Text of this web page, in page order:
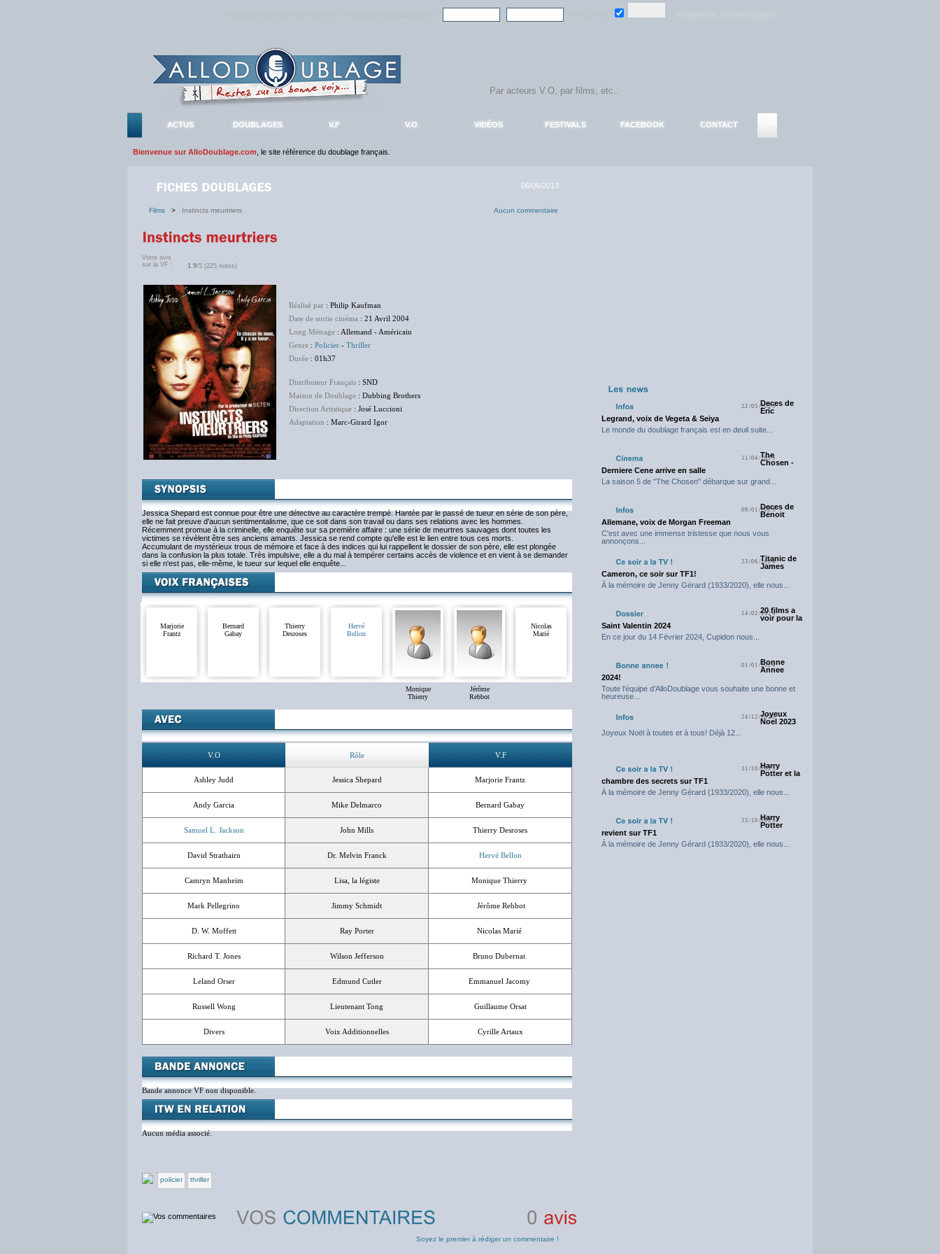
ACTUS DOUBLAGES V.F V.O VIDÉOS FESTIVALS FACEBOOK CONTACT
Bienvenue sur AlloDoublage.com , le site référence du doublage français.
06/06/2013
Films > Instincts meurtriers Aucun commentaire
Votre avis
sur la VF :
1.9/5 (225 notes)
Réalisé par : Philip Kaufman
Date de sortie cinéma : 21 Avril 2004
Long Métrage : Allemand - Américain
Genre : Policier - Thriller
Durée : 01h37
Distributeur Français : SND
Maison de Doublage : Dubbing Brothers
Direction Artistique : José Luccioni
Adaptation : Marc-Girard Igor
Jessica Shepard est connue pour être une détective au caractère trempé. Hantée par le passé de tueur en série de son père,
elle ne fait preuve d'aucun sentimentalisme, que ce soit dans son travail ou dans ses relations avec les hommes.
Récemment promue à la criminelle, elle enquête sur sa première affaire : une série de meurtres sauvages dont toutes les
victimes se révèlent être ses anciens amants. Jessica se rend compte qu'elle est le lien entre tous ces morts.
Accumulant de mystérieux trous de mémoire et face à des indices qui lui rappellent le dossier de son père, elle est plongée
dans la confusion la plus totale. Très impulsive, elle a du mal à tempérer certains accès de violence et en vient à se demander
si elle n'est pas, elle-même, le tueur sur lequel elle enquête...
Marjorie
Frantz
Bernard
Gabay
Thierry
Desroses
Hervé
Bellon
Monique
Thierry
Jérôme
Rebbot
Nicolas
Marié
V.O Rôle V.F
Ashley Judd Jessica Shepard Marjorie Frantz
Andy Garcia Mike Delmarco Bernard Gabay
Samuel L. Jackson John Mills Thierry Desroses
David Strathairn Dr. Melvin Franck Hervé Bellon
Camryn Manheim Lisa, la légiste Monique Thierry
Mark Pellegrino Jimmy Schmidt Jérôme Rebbot
D. W. Moffett Ray Porter Nicolas Marié
Richard T. Jones Wilson Jefferson Bruno Dubernat
Leland Orser Edmund Cutler Emmanuel Jacomy
Russell Wong Lieutenant Tong Guillaume Orsat
Divers Voix Additionnelles Cyrille Artaux
Bande annonce VF non disponible.
Aucun média associé.
policier thriller
Soyez le premier à rédiger un commentaire !
22/05/2025Deces de
Eric
Legrand, voix de Vegeta & Seiya
Le monde du doublage français est en deuil suite...
11/04/2025
The
Chosen -
Derniere Cene arrive en salle
La saison 5 de "The Chosen" débarque sur grand...
09/01/2025Deces de
Benoit
Allemane, voix de Morgan Freeman
C'est avec une immense tristesse que nous vous
annonçons...
23/06/2024Titanic de
James
Cameron, ce soir sur TF1!
À la mémoire de Jenny Gérard (1933/2020), elle nous...
14/02/202420 films a
voir pour la
Saint Valentin 2024
En ce jour du 14 Février 2024, Cupidon nous...
01/01/2024
Bonne
Annee
2024!
Toute l'équipe d'AlloDoublage vous souhaite une bonne et
heureuse...
24/12/2023
Joyeux
Noel 2023
Joyeux Noël à toutes et à tous! Déjà 12...
31/10/2023
Harry
Potter et la
chambre des secrets sur TF1
À la mémoire de Jenny Gérard (1933/2020), elle nous...
23/10/2023
Harry
Potter
revient sur TF1
À la mémoire de Jenny Gérard (1933/2020), elle nous...